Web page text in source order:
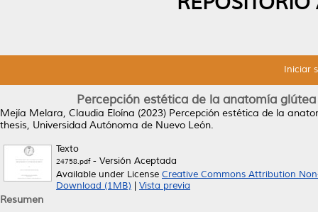
Iniciar
Percepción estética de la anatomía
Mejía Melara, Claudia Eloína (2023) Percepción estética de la
thesis, Universidad Autónoma de Nuevo León.
Texto
24758.pdf- Versión Aceptada
Available under License Creative Commons Attribution
Download (1MB)
Vista previa
Resumen